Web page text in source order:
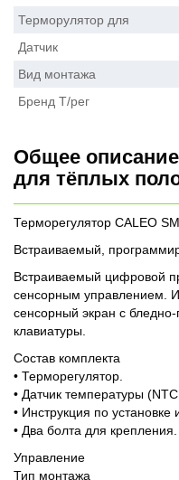
Терморулятор для
Датчик
Вид монтажа
Бренд Т/рег
Общее
для тёплых
Терморегулятор CALEO
Встраиваемый,
Встраиваемый цифровой
сенсорным управлением.
сенсорный экран с бледно-
клавиатуры.
Состав комплекта
• Терморегулятор.
• Датчик температуры
• Инструкция по установке
• Два болта для крепления.
Управление
Тип монтажа